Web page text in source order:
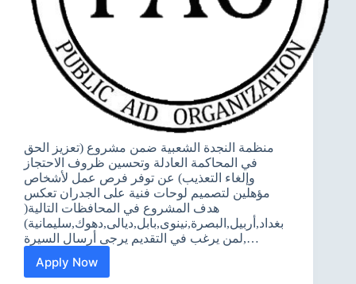
منظمة النجدة الشعبية ضمن مشروع (تعزيز الحق
في المحاكمة العادلة وتحسين ظروف الاحتجاز
وإلغاء التعذيب) عن توفر فرص عمل لأشخاص
مؤهلين لتصميم لوحات فنية على الجدران تعكس
هدف المشروع في المحافظات التالية(
بغداد,أربيل,البصرة,نينوى,بابل,ديالى,دهوك,سليمانية)
,لمن يرغب في التقديم يرجى أرسال السيرة…
Apply Now
رسامين